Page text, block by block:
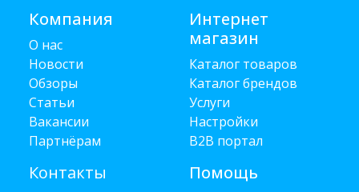
Компания
О нас
Новости
Обзоры
Статьи
Вакансии
Партнёрам
Контакты
Интернет
магазин
Каталог товаров
Каталог брендов
Услуги
Настройки
B2B портал
Помощь